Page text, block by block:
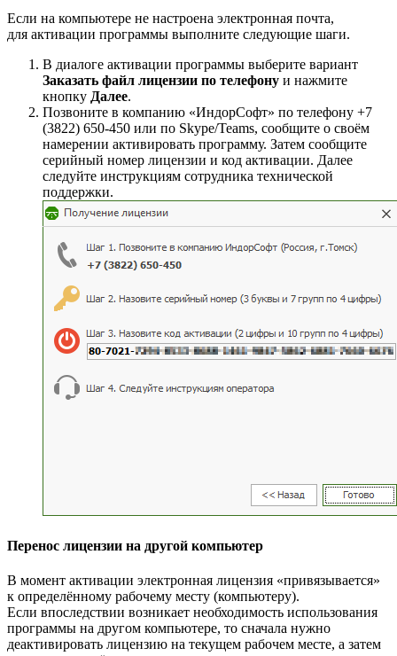
Если на компьютере не настроена электронная почта,
для активации программы выполните следующие шаги.
В диалоге активации программы выберите вариант
Заказать файл лицензии по телефону и нажмите
кнопку Далее.
Позвоните в компанию «ИндорСофт» по телефону +7
(3822) 650-450 или по Skype/Teams, сообщите о своём
намерении активировать программу. Затем сообщите
серийный номер лицензии и код активации. Далее
следуйте инструкциям сотрудника технической
поддержки.
Перенос лицензии на другой компьютер
В момент активации электронная лицензия «привязывается»
к определённому рабочему месту (компьютеру).
Если впоследствии возникает необходимость использования
программы на другом компьютере, то сначала нужно
деактивировать лицензию на текущем рабочем месте, а затем